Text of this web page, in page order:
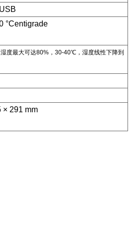
°Centigrade
度最大可达80%，30-40℃，湿度线性下降到
× 291 mm